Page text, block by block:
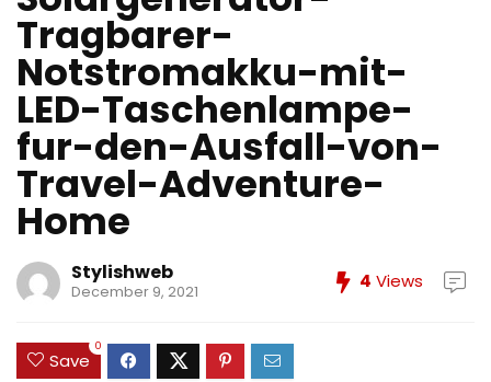
Tragbarer-
Notstromakku-mit-
LED-Taschenlampe-
fur-den-Ausfall-von-
Travel-Adventure-
Home
Stylishweb
December 9, 2021 4 Views
Save
0